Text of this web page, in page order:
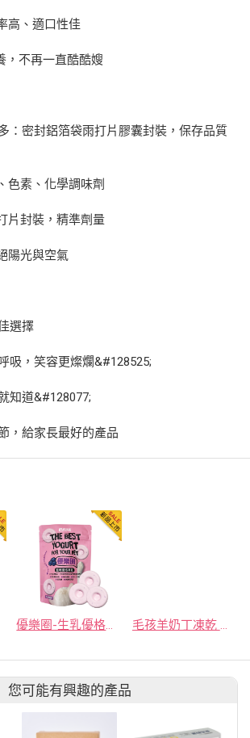
高、適口性佳
，不再一直酷酷嫂
：密封鋁箔袋雨打片膠囊封裝，保存品質
色素、化學調味劑
片封裝，精準劑量
陽光與空氣
選擇
吸，笑容更燦爛&#128525;
知道&#128077;
，給家長最好的產品
優樂圈-生乳優格凍乾/藍莓口味 28g/包 毛孩羊奶丁凍乾 ３０g/瓶－特別添加蔓越莓/營養素添加
您可能有興趣的產品